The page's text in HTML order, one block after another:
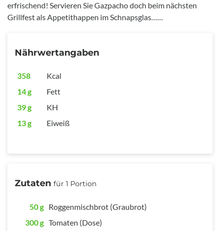
erfrischend! Servieren Sie Gazpacho doch beim nächsten
Grillfest als Appetithappen im Schnapsglas……
Nährwertangaben
358
Kcal
14 g
Fett
39 g
KH
13 g
Eiweiß
Zutaten für 1 Portion
50 g Roggenmischbrot (Graubrot)
300 g Tomaten (Dose)